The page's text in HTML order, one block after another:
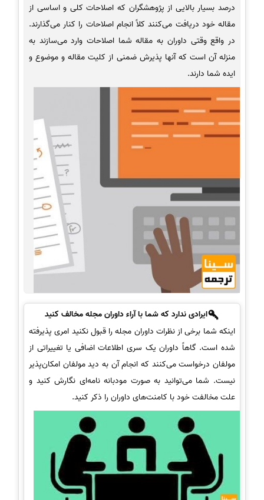
درصد بسیار بالایی از پژوهشگران که اصلاحات کلی و اساسی از
مقاله خود دریافت می‌کنند کلاً انجام اصلاحات را کنار می‌گذارند.
در واقع وقتی داوران به مقاله شما اصلاحات وارد می‌سازند به
منزله آن است که آنها پذیرش ضمنی از کلیت مقاله و موضوع و
ایده شما دارند.
ایرادی ندارد که شما با آراء داوران مجله مخالف کنید
اینکه شما برخی از نظرات داوران مجله را قبول نکنید امری پذیرفته
شده است. گاهاً داوران یک سری اطلاعات اضافی یا تغییراتی از
مولفان درخواست می‌کنند که انجام آن به دید مولفان امکان‌پذیر
نیست. شما می‌توانید به صورت مودبانه نامه‌ای نگارش کنید و
علت مخالفت خود با کامنت‌‌های داوران را ذکر کنید.